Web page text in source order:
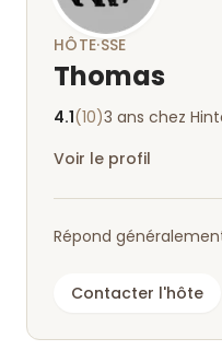
HÔTE·SSE
Thomas
4.1(10)3 ans chez
Voir le profil
Répond
Contacter l'hôte